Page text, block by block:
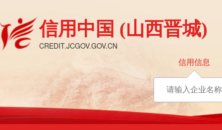
信用中国 (山西晋城)
CREDIT.JCGOV.GOV.CN
信用信息